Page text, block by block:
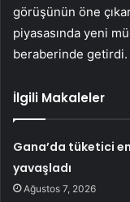
görüşünün öne
piyasasında yeni
beraberinde getirdi.
İlgili Makaleler
Gana’da tüketici
yavaşladı
Ağustos 7, 2026